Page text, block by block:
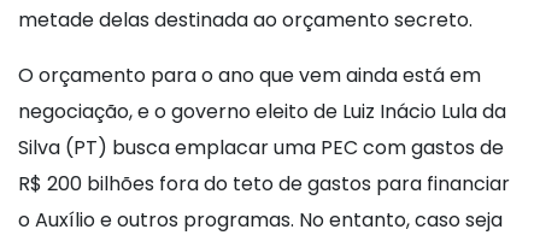
metade delas destinada ao orçamento secreto.
O orçamento para o ano que vem ainda está em
negociação, e o governo eleito de Luiz Inácio Lula da
Silva (PT) busca emplacar uma PEC com gastos de
R$ 200 bilhões fora do teto de gastos para financiar
o Auxílio e outros programas. No entanto, caso seja